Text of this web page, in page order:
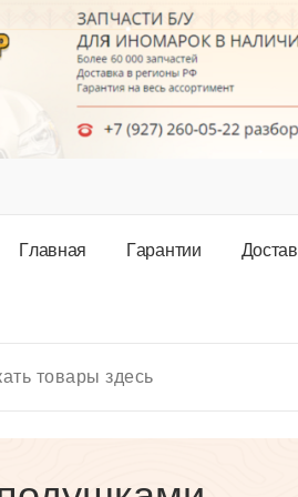
Главная Гарантии Достав